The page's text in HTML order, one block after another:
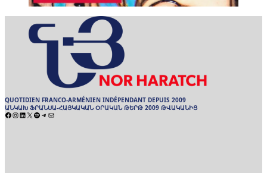
QUOTIDIEN FRANCO-ARMÉNIEN INDÉPENDANT DEPUIS 2009
ԱՆԿԱԽ ՖՐԱՆՍԱ-ՀԱՅԿԱԿԱՆ ՕՐԱԿԱՆ ԹԵՐԹ 2009 ԹՎԱԿԱՆԻՑ
Facebook
Instagram
LinkedIn
X Spotify
Telegram
Mail